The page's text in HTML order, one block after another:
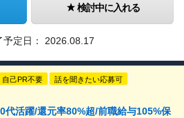
検討中に入れる
定日： 2026.08.17
自己PR不要 話を聞きたい応募可
代活躍/還元率80%超/前職給与105%保